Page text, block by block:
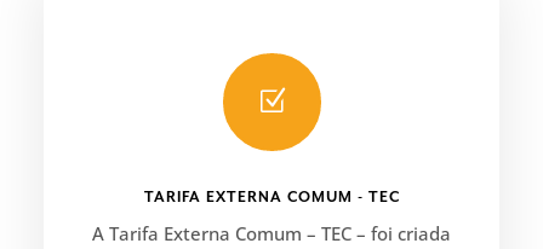
Z
TARIFA EXTERNA COMUM - TEC
A Tarifa Externa Comum – TEC – foi criada